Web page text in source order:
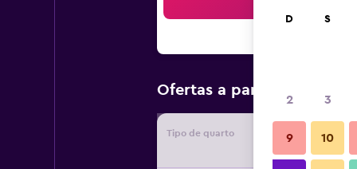
Ofertas a partir de
Tipo de quarto
D S
2 3
9 10